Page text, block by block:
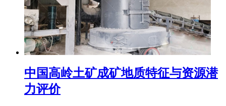
中国高岭土矿成矿地质特征与资源潜
力评价